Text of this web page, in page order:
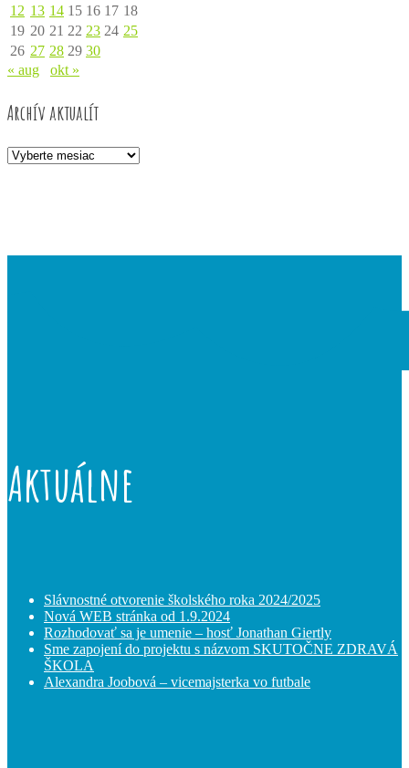
12 13 14 15 16 17 18
19 20 21 22 23 24 25
26 27 28 29 30
« aug
okt »
Archív aktualít
Archív
Aktuálne
Slávnostné otvorenie školského roka 2024/2025
Nová WEB stránka od 1.9.2024
Rozhodovať sa je umenie – hosť Jonathan Giertly
Sme zapojení do projektu s názvom SKUTOČNE ZDRAVÁ
ŠKOLA
Alexandra Joobová – vicemajsterka vo futbale